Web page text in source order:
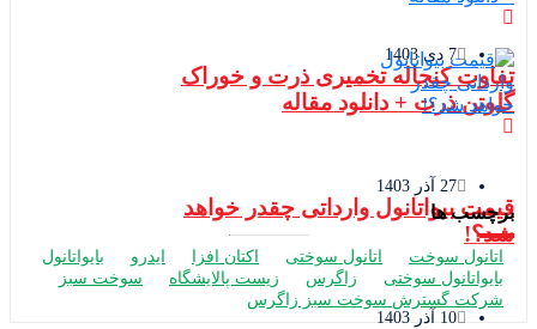
7 دی 1403
تفاوت کنجاله تخمیری ذرت و خوراک
گلوتن ذرت + دانلود مقاله
27 آذر 1403
قیمت بیواتانول وارداتی چقدر خواهد
شد؟!
10 آذر 1403
برچسب ها
اتانول سوخت اتانول سوختی اکتان افزا ایدرو
بایواتانول
بایواتانول سوختی
زاگرس زیست پالایشگاه
سوخت سبز
شرکت گسترش سوخت سبز زاگرس